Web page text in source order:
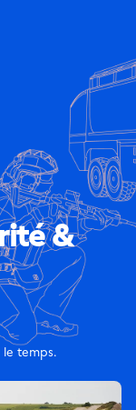
&
le temps.